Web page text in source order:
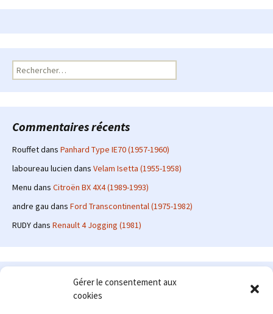
Gérer le consentement aux
cookies
Rechercher :
Commentaires récents
Rouffetdans Panhard Type IE70 (1957-1960)
laboureau lucien dans Velam Isetta (1955-1958)
Menu dans Citroën BX 4X4 (1989-1993)
andre gau dans Ford Transcontinental (1975-1982)
RUDYdans Renault 4 Jogging (1981)
Le site en quelques mots
: passionné d'automobile ancienne depuis de